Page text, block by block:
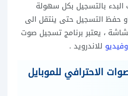
بالتسجيل بكل سهولة
حفظ التسجيل حتى ينتقل الى
، يعتبر برنامج تسجيل صوت
للاندرويد .
الاحترافي للموبايل